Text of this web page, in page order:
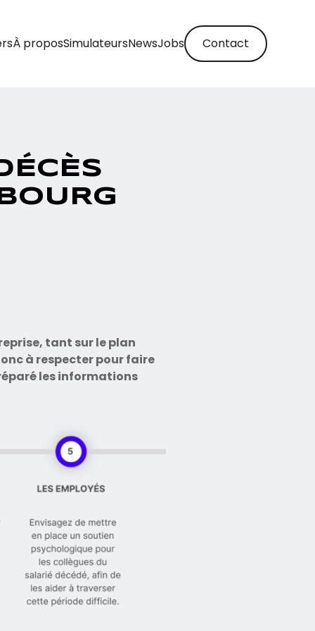
À proposSimulateursNewsJobs Contact
tant sur le plan
à respecter pour faire
les informations